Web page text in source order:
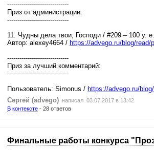
------------------------------
Приз от администрации:
------------------------------
11. Чудны дела твои, Господи / #209 – 100 у. е.
Автор: alexey4664 / https://advego.ru/blog/read/
------------------------------
Приз за лучший комментарий:
------------------------------
Пользователь: Simonus / https://advego.ru/
Сергей (advego) написал 03.07.2017 в 13:42
В контексте - 28 ответов
Финальные работы конкурса